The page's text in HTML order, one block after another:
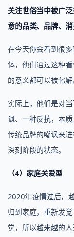
关注世俗当中被广
意的品类、品牌、
在今天你会看到很
体，他们通过这种
的意义都可以被化解
实际上，他们是对
讽、一种反抗，本
传统品牌的嘲讽来
深刻阶段的状态。
（4）家庭关爱型
2020年疫情过后，
归到家庭，重新发
觉，所以越来越的